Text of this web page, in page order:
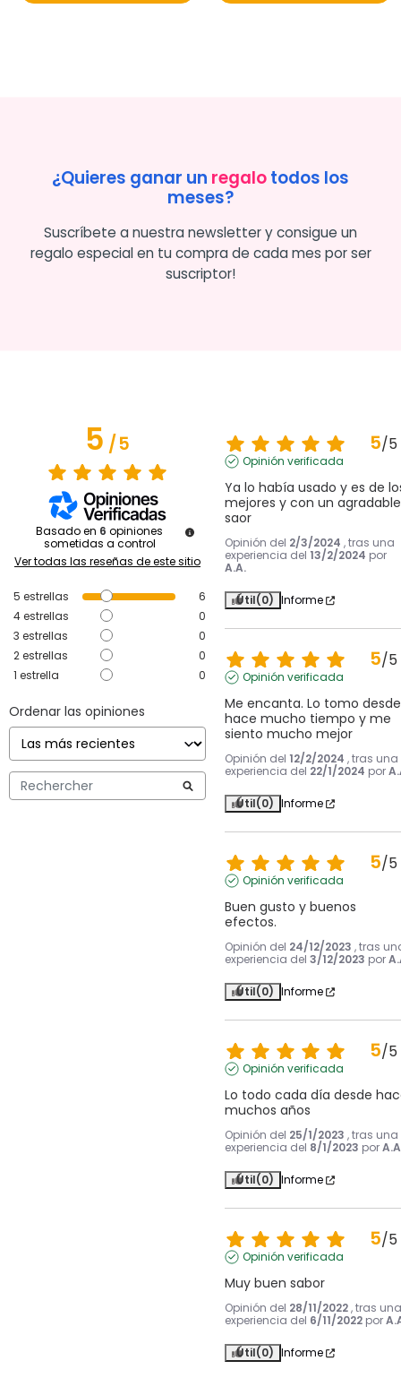
¿Quieres ganar un regalotodos los
meses?
Suscríbete a nuestra newsletter y consigue un
regalo especial en tu compra de cada mes por ser
suscriptor!
5/5
Basado en 6 opiniones
sometidas a control
Ver todas las reseñas de este sitio
5 estrellas
6
4estrellas
0
3 estrellas
0
2estrellas
0
1 estrella 0
Ordenar las opiniones
5/5
Opinión verificada
Ya lo había usado y es de
mejores y con un agradable
saor
Opinión del 2/3/2024 , tras una
experiencia del 13/2/2024 por
A.A.
Útil(0) Informe
5/5
Opinión verificada
Me encanta. Lo tomo desde
hace mucho tiempo y me
siento mucho mejor
Opinión del 12/2/2024 , tras una
experiencia del 22/1/2024 por
Útil(0) Informe
5/5
Opinión verificada
Buen gusto y buenos
efectos.
Opinión del 24/12/2023 , tras
experiencia del 3/12/2023 por
Útil(0) Informe
5/5
Opinión verificada
Lo todo cada día desde
muchos años
Opinión del 25/1/2023 , tras una
experiencia del 8/1/2023 por
Útil(0) Informe
5/5
Opinión verificada
Muy buen sabor
Opinión del 28/11/2022 , tras una
experiencia del 6/11/2022 por
Útil(0) Informe